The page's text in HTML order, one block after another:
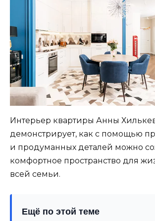
Интерьер квартиры Анны
демонстрирует, как с помощью
и продуманных деталей можно
комфортное пространство для
всей семьи.
Ещё по этой теме